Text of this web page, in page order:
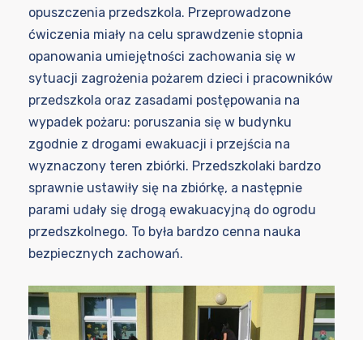
opuszczenia przedszkola. Przeprowadzone
ćwiczenia miały na celu sprawdzenie stopnia
opanowania umiejętności zachowania się w
sytuacji zagrożenia pożarem dzieci i pracowników
przedszkola oraz zasadami postępowania na
wypadek pożaru: poruszania się w budynku
zgodnie z drogami ewakuacji i przejścia na
wyznaczony teren zbiórki. Przedszkolaki bardzo
sprawnie ustawiły się na zbiórkę, a następnie
parami udały się drogą ewakuacyjną do ogrodu
przedszkolnego. To była bardzo cenna nauka
bezpiecznych zachowań.